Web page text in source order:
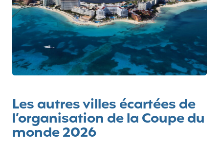
Les autres villes écartées de
l’organisation de la Coupe du
monde 2026